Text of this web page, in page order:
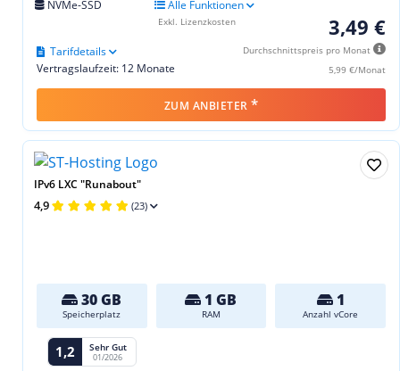
NVMe-SSD Alle Funktionen
3,49 €
Durchschnittspreis pro Monat
5,99 €/Monat
Vertragslaufzeit: 12 Monate
Tarifdetails
Exkl. Lizenzkosten
ZUM ANBIETER *
IPv6 LXC "Runabout"
4,9 (23)
30 GB
Speicherplatz
1 GB
RAM
1
Anzahl vCore
1,2 Sehr Gut
01/2026